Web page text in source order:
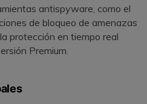
antispyware, como el
de bloqueo de amenazas
protección en tiempo real
Premium.